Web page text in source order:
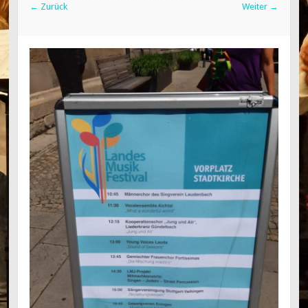
← Zurück Weiter →